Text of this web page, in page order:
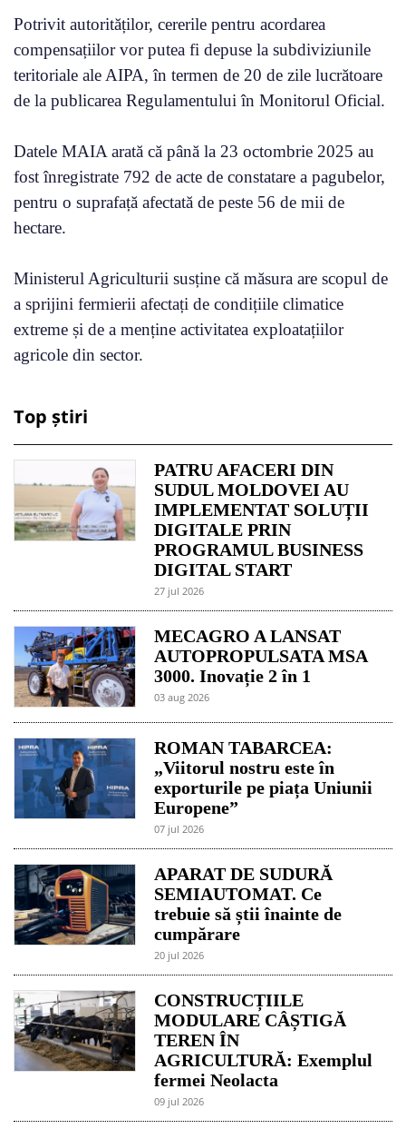
Potrivit autorităților, cererile pentru acordarea
compensațiilor vor putea fi depuse la subdiviziunile
teritoriale ale AIPA, în termen de 20 de zile lucrătoare
de la publicarea Regulamentului în Monitorul Oficial.
Datele MAIA arată că până la 23 octombrie 2025 au
fost înregistrate 792 de acte de constatare a pagubelor,
pentru o suprafață afectată de peste 56 de mii de
hectare.
Ministerul Agriculturii susține că măsura are scopul de
a sprijini fermierii afectați de condițiile climatice
extreme și de a menține activitatea exploatațiilor
agricole din sector.
Top știri
PATRU AFACERI DIN
SUDUL MOLDOVEI AU
IMPLEMENTAT SOLUȚII
DIGITALE PRIN
PROGRAMUL BUSINESS
DIGITAL START
27 jul 2026
MECAGRO A LANSAT
AUTOPROPULSATA MSA
3000. Inovație 2 în 1
03 aug 2026
ROMAN TABARCEA:
„Viitorul nostru este în
exporturile pe piața Uniunii
Europene”
07 jul 2026
APARAT DE SUDURĂ
SEMIAUTOMAT. Ce
trebuie să știi înainte de
cumpărare
20 jul 2026
CONSTRUCȚIILE
MODULARE CÂȘTIGĂ
TEREN ÎN
AGRICULTURĂ: Exemplul
fermei Neolacta
09 jul 2026